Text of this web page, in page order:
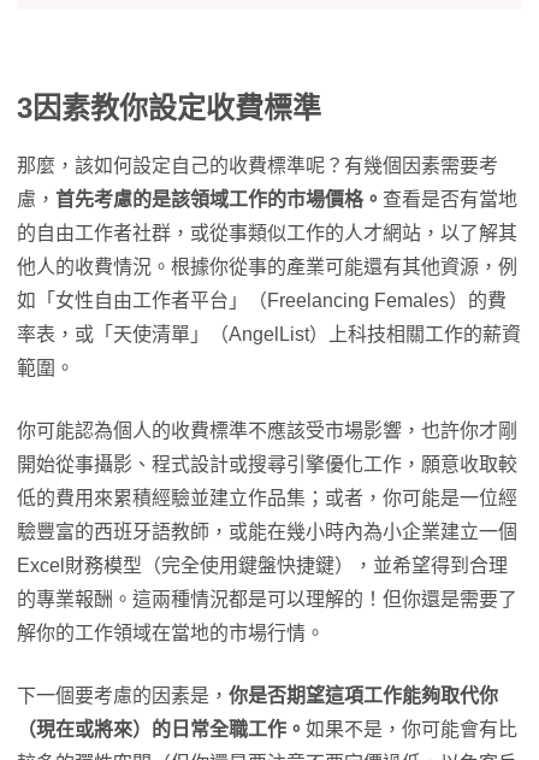
3因素教你設定收費標準
那麼，該如何設定自己的收費標準呢？有幾個因素需要考
慮， 首先考慮的是該領域工作的市場價格。 查看是否有當地
的自由工作者社群，或從事類似工作的人才網站，以了解其
他人的收費情況。根據你從事的產業可能還有其他資源，例
如「女性自由工作者平台」（Freelancing Females）的費
率表，或「天使清單」（AngelList）上科技相關工作的薪資
範圍。
你可能認為個人的收費標準不應該受市場影響，也許你才剛
開始從事攝影、程式設計或搜尋引擎優化工作，願意收取較
低的費用來累積經驗並建立作品集；或者，你可能是一位經
驗豐富的西班牙語教師，或能在幾小時內為小企業建立一個
Excel財務模型（完全使用鍵盤快捷鍵），並希望得到合理
的專業報酬。這兩種情況都是可以理解的！但你還是需要了
解你的工作領域在當地的市場行情。
下一個要考慮的因素是， 你是否期望這項工作能夠取代你
（現在或將來）的日常全職工作。 如果不是，你可能會有比